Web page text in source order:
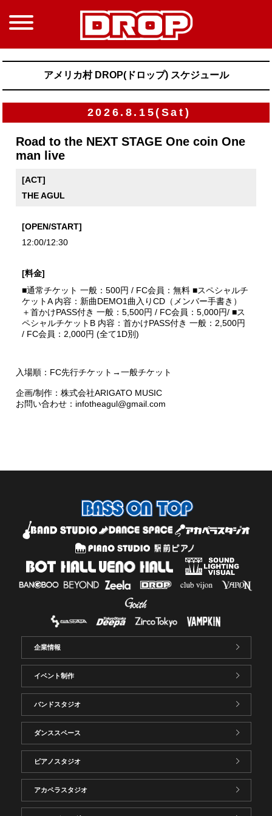
アメリカ村 DROP(ドロップ) スケジュール
2026.8.15(Sat)
Road to the NEXT STAGE One coin One
man live
[ACT]
THE AGUL
[OPEN/START]
12:00/12:30
[料金]
■通常チケット 一般：500円 / FC会員：無料 ■スペシャルチ
ケットA 内容：新曲DEMO1曲入りCD（メンバー手書き）
＋首かけPASS付き 一般：5,500円 / FC会員：5,000円/ ■ス
ペシャルチケットB 内容：首かけPASS付き 一般：2,500円
/ FC会員：2,000円 (全て1D別)
入場順：FC先行チケット→一般チケット
企画/制作：株式会社ARIGATO MUSIC
お問い合わせ：infotheagul@gmail.com
企業情報
イベント制作
バンドスタジオ
ダンススペース
ピアノスタジオ
アカペラスタジオ